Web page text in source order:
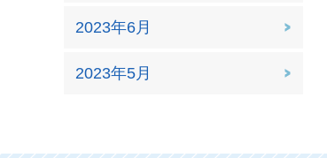
2023年6月
2023年5月